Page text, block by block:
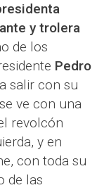
y trolera
de los
Pedro
salir con su
ve con una
revolcón
y en
con toda su
de las